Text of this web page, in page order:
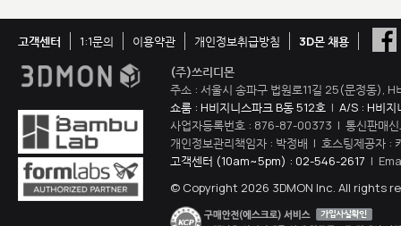
고객센터 1:1문의 이용약관 개인정보취급방침
3D몬 채용
(주)쓰리디몬
주소 : 서울시 송파구 법원로11길 25(문정동),
쇼룸 : H비지니스파크 B동 512호 | A/S : H비지
사업자등록번호 : 876-87-00373 | 통신판매
개인정보관리책임자 : 박정배 | 호스팅제공자 :
고객센터 (10am~5pm) : 02-546-2617 |
© Copyright 2026 3DMON Inc. All rights